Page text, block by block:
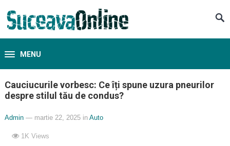
MENU
Cauciucurile vorbesc: Ce îți spune uzura pneurilor
despre stilul tău de condus?
Admin — martie 22, 2025 in Auto
1K Views